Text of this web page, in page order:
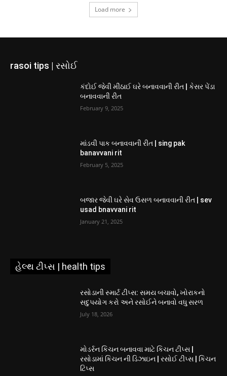
Load more
rasoi tips | રસોઈ
કંદોઈ જેવી મીઠાઈ ઘરે બનાવવાની રીત | કેસર પેંડા
બનાવવાની રીત
February 9, 2025
માંડવી પાક બનાવવાની રીત | sing pak
banavvani rit
February 5, 2025
બજાર જેવી ઘરે સેવ ઉસળ બનાવવાની રીત | sev
usad bnavvani rit
January 21, 2025
હેલ્થ ટીપ્સ | health tips
રસોડાની સ્માર્ટ ટીપ્સ: સમય બચાવો, ખોરાકનો
સદુપયોગ કરો અને રસોઈને બનાવો વધુ સરળ
July 18, 2026
મોડર્રન કિચન બનાવવા માટે કિચન ટીપ્સ |
રસોડામાં કિચન ની ડિઝાઇન | રસોઈ ટીપ્સ | કિચન
ટિપ્સ